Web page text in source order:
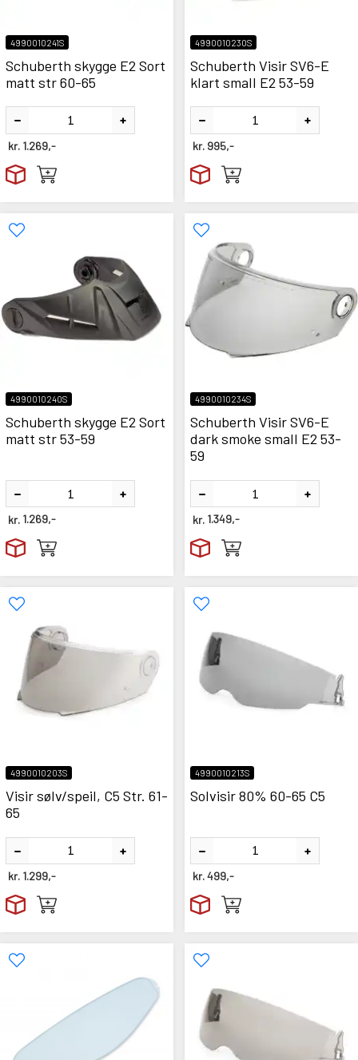
4990010241S
Schuberth skygge E2 Sort
matt str 60-65
kr. 1.269,-
4990010230S
Schuberth Visir SV6-E
klart small E2 53-59
kr. 995,-
4990010240S
Schuberth skygge E2 Sort
matt str 53-59
kr. 1.269,-
4990010234S
Schuberth Visir SV6-E
dark smoke small E2 53-
59
kr. 1.349,-
4990010203S
Visir sølv/speil, C5 Str. 61-
65
kr. 1.299,-
4990010213S
Solvisir 80% 60-65 C5
kr.499,-